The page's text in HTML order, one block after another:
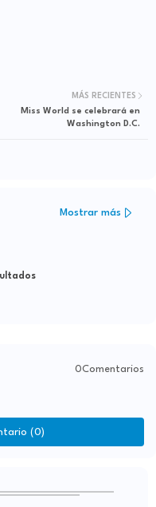
MÁS RECIENTES
Miss World se celebrará en
Washington D.C.
Mostrar más
0Comentarios
(0)